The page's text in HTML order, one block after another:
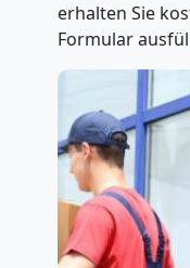
erhalten Sie
Formular